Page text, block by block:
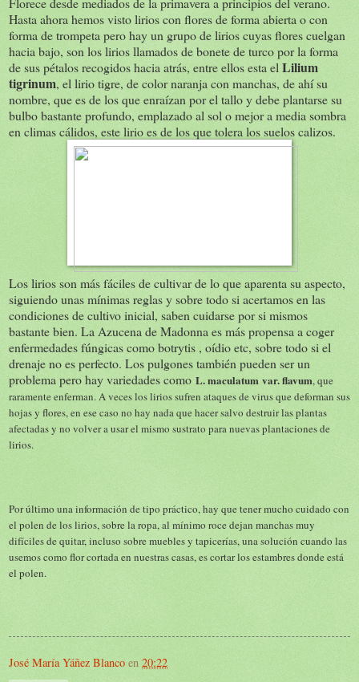
Hasta ahora hemos visto lirios con flores de forma abierta o con
forma de trompeta pero hay un grupo de lirios cuyas flores cuelgan
hacia bajo, son los lirios llamados de bonete de turco por la forma
de sus pétalos recogidos hacia atrás, entre ellos esta el Lilium
tigrinum, el lirio tigre, de color naranja con manchas, de ahí su
nombre, que es de los que enraízan por el tallo y debe plantarse su
bulbo bastante profundo, emplazado al sol o mejor a media sombra
en climas cálidos, este lirio es de los que tolera los suelos calizos.
Los lirios son más fáciles de cultivar de lo que aparenta su aspecto,
siguiendo unas mínimas reglas y sobre todo si acertamos en las
condiciones de cultivo inicial, saben cuidarse por si mismos
bastante bien. La Azucena de Madonna es más propensa a coger
enfermedades fúngicas como botrytis , oídio etc, sobre todo si el
drenaje no es perfecto. Los pulgones también pueden ser un
problema pero hay variedades como L. maculatum var. flavum, que
raramente enferman. A veces los lirios sufren ataques de virus que deforman sus
hojas y flores, en ese caso no hay nada que hacer salvo destruir las plantas
afectadas y no volver a usar el mismo sustrato para nuevas plantaciones de
lirios.
Por último una información de tipo práctico, hay que tener mucho cuidado con
el polen de los lirios, sobre la ropa, al mínimo roce dejan manchas muy
difíciles de quitar, incluso sobre muebles y tapicerías, una solución cuando las
usemos como flor cortada en nuestras casas, es cortar los estambres donde está
el polen.
José María Yáñez Blanco en 20:22